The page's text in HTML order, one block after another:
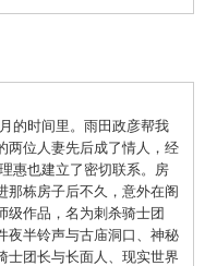
时间里。雨田政彦帮我
两位人妻先后成了情人，经
惠也建立了密切联系。房
那栋房子后不久，意外在阁
级作品，名为刺杀骑士团
夜半铃声与古庙洞口、神秘
士团长与长面人、现实世界